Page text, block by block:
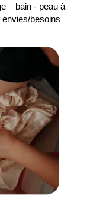
– bain - peau à
envies/besoins